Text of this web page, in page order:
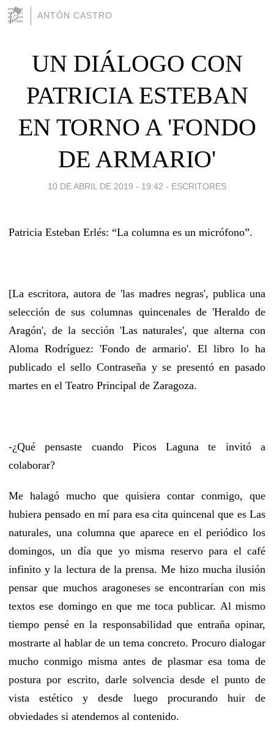
ANTÓN CASTRO
UN DIÁLOGO CON
PATRICIA ESTEBAN
EN TORNO A 'FONDO
DE ARMARIO'
10 DE ABRIL DE 2019 - 19:42 - ESCRITORES
Patricia Esteban Erlés: “La columna es un micrófono”.
[La escritora, autora de 'las madres negras', publica una
selección de sus columnas quincenales de 'Heraldo de
Aragón', de la sección 'Las naturales', que alterna con
Aloma Rodríguez: 'Fondo de armario'. El libro lo ha
publicado el sello Contraseña y se presentó en pasado
martes en el Teatro Principal de Zaragoza.
-¿Qué pensaste cuando Picos Laguna te invitó a
colaborar?
Me halagó mucho que quisiera contar conmigo, que
hubiera pensado en mí para esa cita quincenal que es Las
naturales, una columna que aparece en el periódico los
domingos, un día que yo misma reservo para el café
infinito y la lectura de la prensa. Me hizo mucha ilusión
pensar que muchos aragoneses se encontrarían con mis
textos ese domingo en que me toca publicar. Al mismo
tiempo pensé en la responsabilidad que entraña opinar,
mostrarte al hablar de un tema concreto. Procuro dialogar
mucho conmigo misma antes de plasmar esa toma de
postura por escrito, darle solvencia desde el punto de
vista estético y desde luego procurando huir de
obviedades si atendemos al contenido.